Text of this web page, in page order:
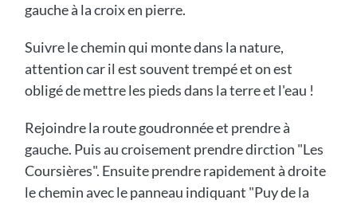
gauche à la croix en pierre.
Suivre le chemin qui monte dans la nature,
attention car il est souvent trempé et on est
obligé de mettre les pieds dans la terre et l'eau !
Rejoindre la route goudronnée et prendre à
gauche. Puis au croisement prendre dirction "Les
Coursières". Ensuite prendre rapidement à droite
le chemin avec le panneau indiquant "Puy de la